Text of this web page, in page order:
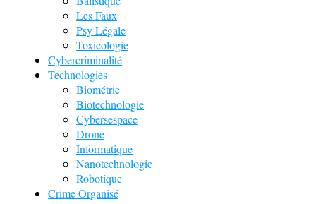
Les Faux
Psy Légale
Toxicologie
Cybercriminalité
Technologies
Biométrie
Biotechnologie
Cybersespace
Drone
Informatique
Nanotechnologie
Robotique
Crime Organisé